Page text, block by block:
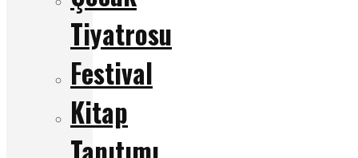
Tiyatrosu
Festival
Kitap